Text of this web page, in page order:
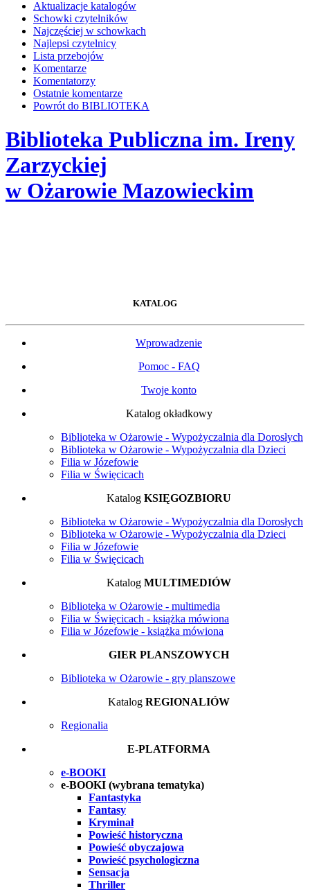
Aktualizacje katalogów
Schowki czytelników
Najczęściej w schowkach
Najlepsi czytelnicy
Lista przebojów
Komentarze
Komentatorzy
Ostatnie komentarze
Powrót do BIBLIOTEKA
Biblioteka Publiczna im. Ireny
Zarzyckiej
w Ożarowie Mazowieckim
KATALOG
Wprowadzenie
Pomoc - FAQ
Twoje konto
Katalog okładkowy
Biblioteka w Ożarowie - Wypożyczalnia dla Dorosłych
Biblioteka w Ożarowie - Wypożyczalnia dla Dzieci
Filia w Józefowie
Filia w Święcicach
Katalog KSIĘGOZBIORU
Biblioteka w Ożarowie - Wypożyczalnia dla Dorosłych
Biblioteka w Ożarowie - Wypożyczalnia dla Dzieci
Filia w Józefowie
Filia w Święcicach
Katalog MULTIMEDIÓW
Biblioteka w Ożarowie - multimedia
Filia w Święcicach - książka mówiona
Filia w Józefowie - książka mówiona
GIER PLANSZOWYCH
Biblioteka w Ożarowie - gry planszowe
Katalog REGIONALIÓW
Regionalia
E-PLATFORMA
e-BOOKI
e-BOOKI (wybrana tematyka)
Fantastyka
Fantasy
Kryminał
Powieść historyczna
Powieść obyczajowa
Powieść psychologiczna
Sensacja
Thriller